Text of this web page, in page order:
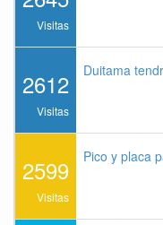
Visitas
2612
Visitas
Duitama
2599
Visitas
Pico y placa